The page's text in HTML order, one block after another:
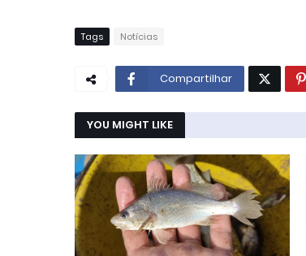
Tags Notícias
Compartilhar
YOU MIGHT LIKE